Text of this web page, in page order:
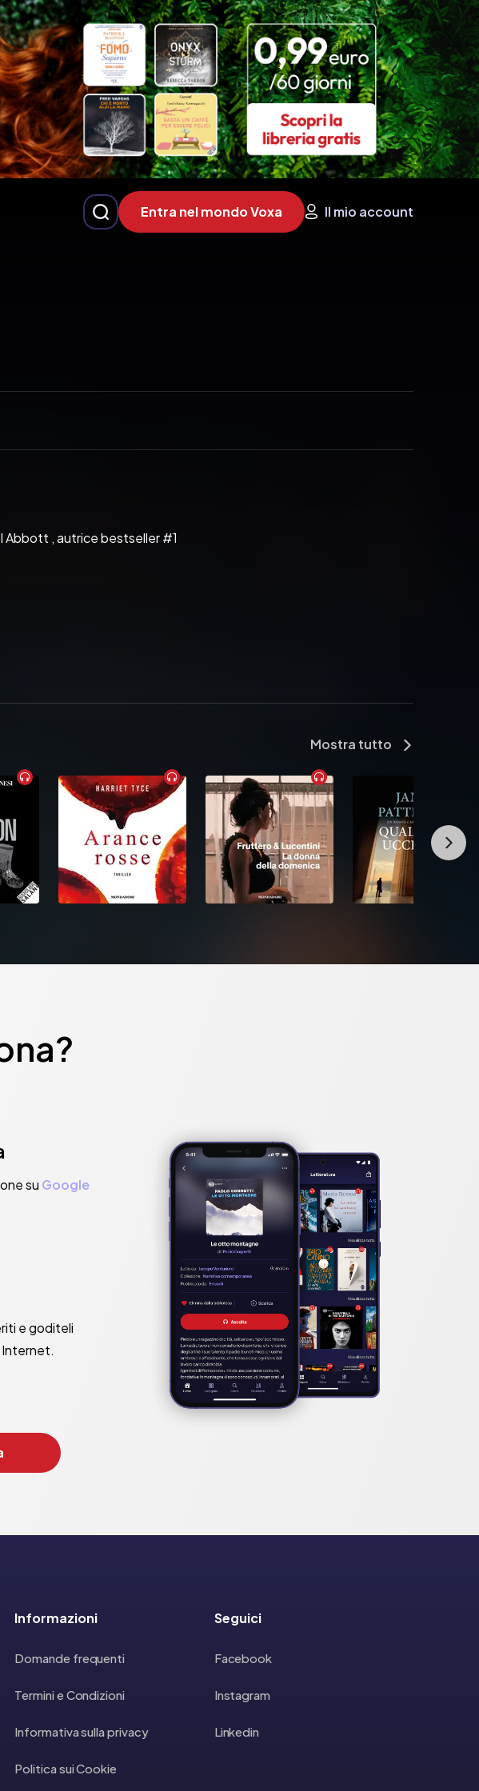
Entra nel mondo Voxa Il mio account
Abbott , autrice bestseller #1
Mostra tutto
su Google
e goditeli
Internet.
Informazioni
Domande frequenti
Termini e Condizioni
Informativa sulla privacy
Politica sui Cookie
Seguici
Facebook
Instagram
Linkedin